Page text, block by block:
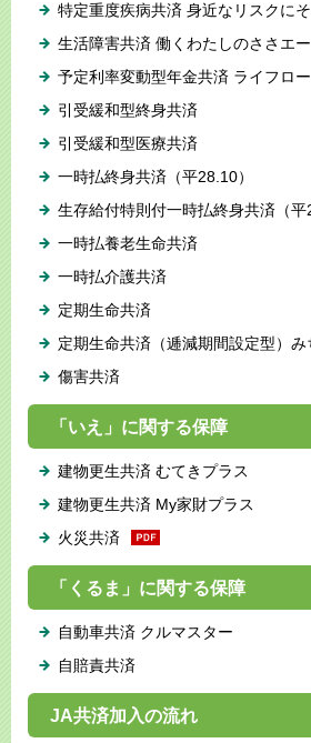
特定重度疾病共済 身近なリスクに
生活障害共済 働くわたしのささエ
予定利率変動型年金共済 ライフロ
引受緩和型終身共済
引受緩和型医療共済
一時払終身共済（平28.10）
生存給付特則付一時払終身共済（平
一時払養老生命共済
一時払介護共済
定期生命共済
定期生命共済（逓減期間設定型）み
傷害共済
「いえ」に関する保障
建物更生共済 むてきプラス
建物更生共済 My家財プラス
火災共済
「くるま」に関する保障
自動車共済 クルマスター
自賠責共済
JA共済加入の流れ